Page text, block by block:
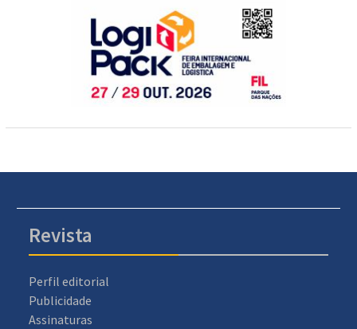
Revista
Perfil editorial
Publicidade
Assinaturas